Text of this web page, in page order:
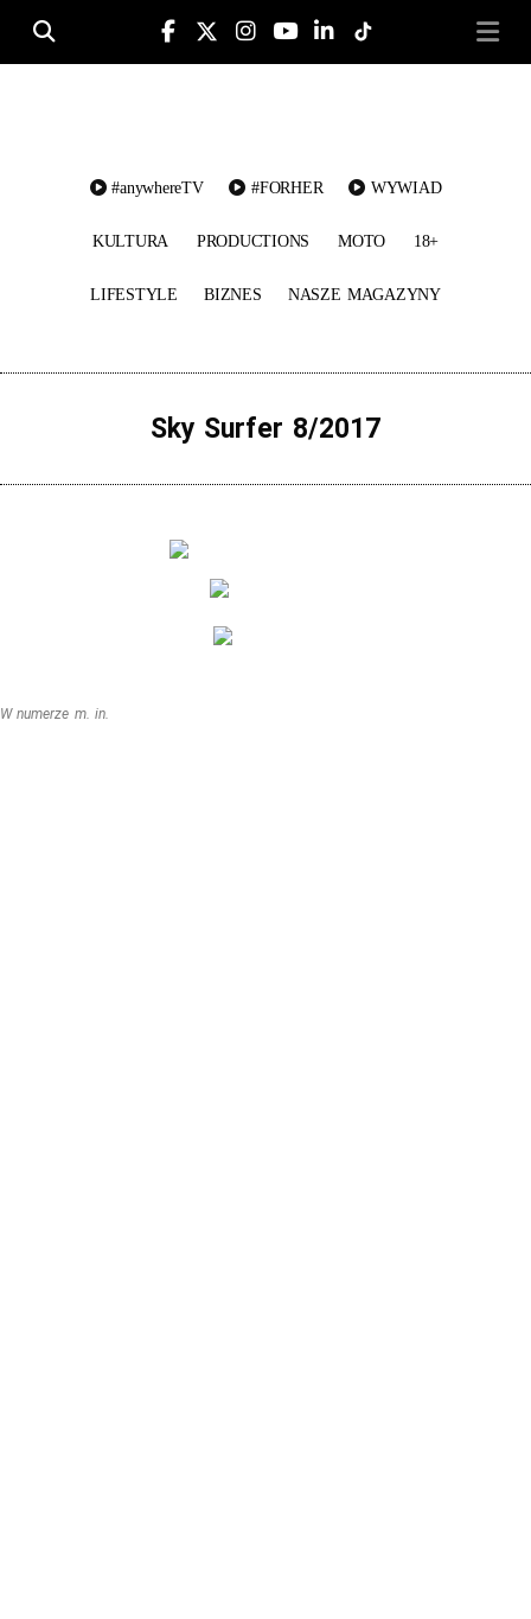
#anywhereTV #FORHER WYWIAD
KULTURA PRODUCTIONS MOTO 18+
LIFESTYLE BIZNES NASZE MAGAZYNY
Sky Surfer 8/2017
W numerze m. in.